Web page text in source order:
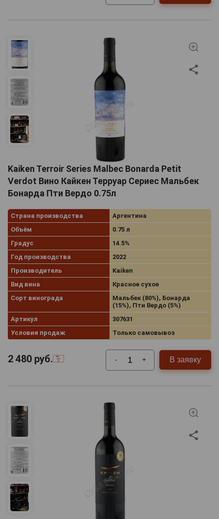
Kaiken Terroir Series Malbec Bonarda Petit
Verdot Вино Кайкен Терруар Сериес Мальбек
Бонарда Пти Вердо 0.75л
Страна производства
Аргентина
Объём
0.75 л
Градус
14.5%
Год производства
2022
Производитель
Kaiken
Вид вина
Красное сухое
Сорт винограда
Мальбек (80%), Бонарда
(15%), Пти Вердо (5%)
Артикул
307631
Условия продаж
Только самовывоз
2 480 руб. - + В заявку